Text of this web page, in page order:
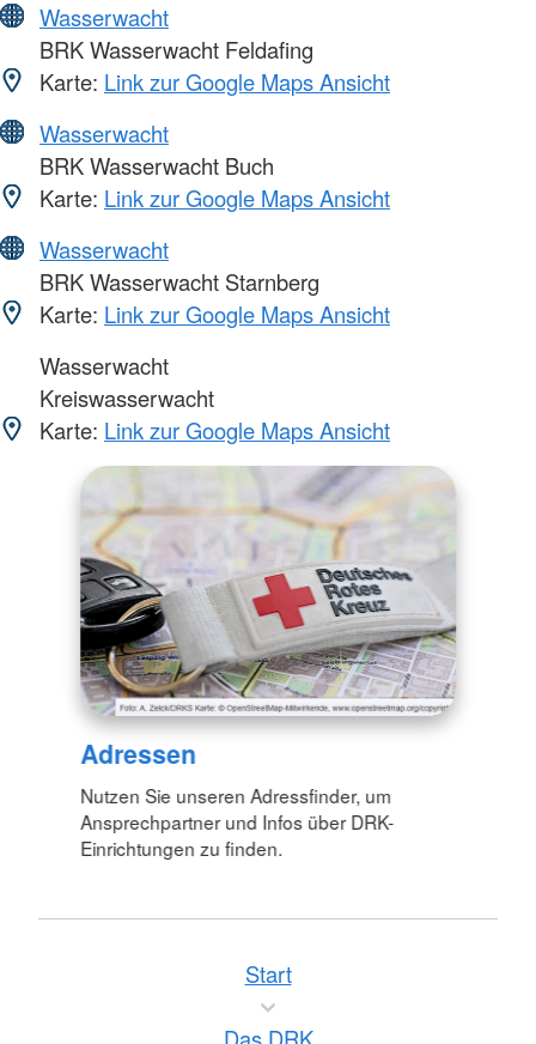
Wasserwacht
BRK Wasserwacht Feldafing
Karte: Link zur Google Maps Ansicht
Wasserwacht
BRK Wasserwacht Buch
Karte: Link zur Google Maps Ansicht
Wasserwacht
BRK Wasserwacht Starnberg
Karte: Link zur Google Maps Ansicht
Wasserwacht
Kreiswasserwacht
Karte: Link zur Google Maps Ansicht
Adressen
Nutzen Sie unseren Adressfinder, um
Ansprechpartner und Infos über DRK-
Einrichtungen zu finden.
Start